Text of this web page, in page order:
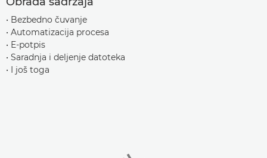
• Bezbedno čuvanje
• Automatizacija procesa
• E-potpis
• Saradnja i deljenje datoteka
• I još toga